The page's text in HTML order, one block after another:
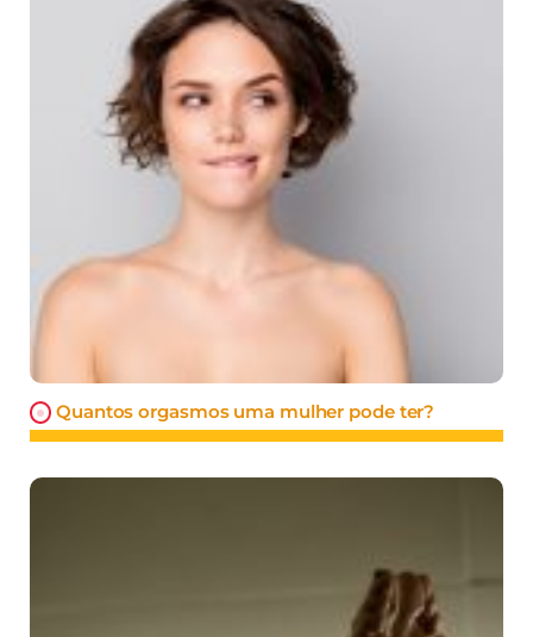
Quantos orgasmos uma mulher pode ter?